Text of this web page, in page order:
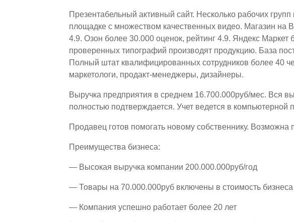
Презентабельный активный сайт. Несколько рабочих
площадке с множеством качественных видео. Магазин на
4.9. Озон более 30.000 оценок, рейтинг 4.9. Яндекс Маркет
проверенных типографий производят продукцию. База
Полный штат квалифицированных сотрудников более 40
маркетологи, продакт-менеджеры, дизайнеры.
Выручка предприятия в среднем 16.700.000руб/мес. Вся
полностью подтверждается. Учет ведется в компьютерной
Продавец готов помогать новому собственнику.
Преимущества бизнеса:
— Высокая выручка компании 200.000.000руб/год
— Товары на 70.000.000руб включены в стоимость бизнеса
— Компания успешно работает более 20 лет